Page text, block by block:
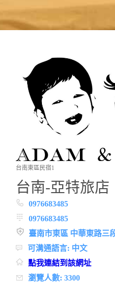
台南東區民宿1
台南-亞特旅店
0976683485
0976683485
臺南市東區 中華東路三
可溝通語言: 中文
點我連結到該網址
瀏覽人數: 3300